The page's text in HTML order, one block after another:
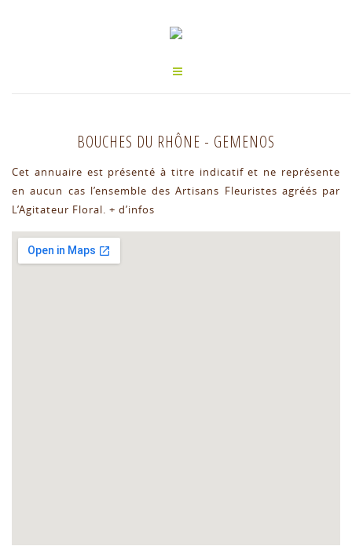
BOUCHES DU RHÔNE - GEMENOS
Cet annuaire est présenté à titre indicatif et ne représente
en aucun cas l’ensemble des Artisans Fleuristes agréés par
L’Agitateur Floral. + d’infos